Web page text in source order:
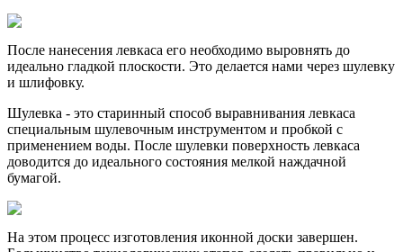
После нанесения левкаса его необходимо выровнять до
идеально гладкой плоскости. Это делается нами через шулевку
и шлифовку.
Шулевка - это старинный способ выравнивания левкаса
специальным шулевочным инструментом и пробкой с
применением воды. После шулевки поверхность левкаса
доводится до идеального состояния мелкой наждачной
бумагой.
На этом процесс изготовления иконной доски завершен.